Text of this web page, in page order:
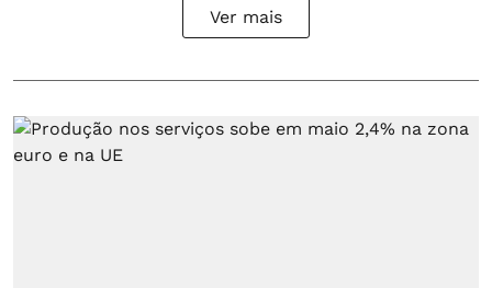
Ver mais